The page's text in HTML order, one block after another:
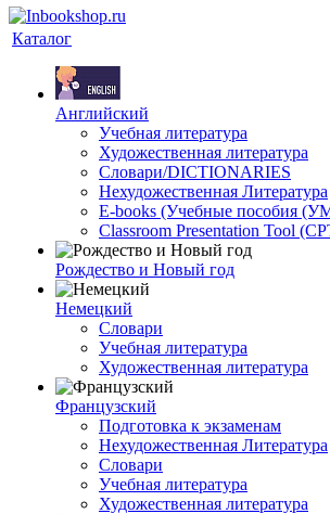
Каталог
Английский
Учебная литература
Художественная литература
Словари/DICTIONARIES
Нехудожественная Литература
E-books (Учебные пособия
Classroom Presentation Tool
Рождество и Новый год
Немецкий
Словари
Учебная литература
Художественная литература
Французский
Подготовка к экзаменам
Нехудожественная Литература
Словари
Учебная литература
Художественная литература